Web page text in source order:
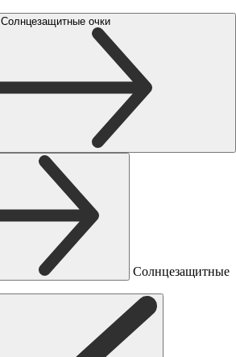
Солнцезащитные очки
Солнцезащитные